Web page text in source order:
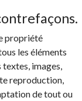
propriété
les éléments
images,
reproduction,
de tout ou